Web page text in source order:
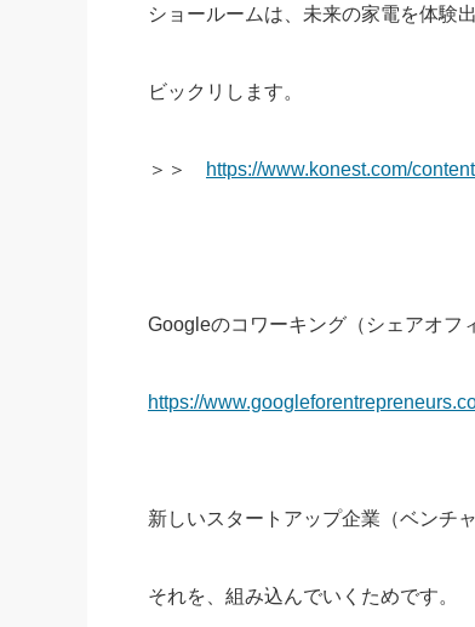
ショールームは、未来の家電を体験
ビックリします。
＞＞ https://www.konest.com/
Googleのコワーキング（シェアオフ
https://
新しいスタートアップ企業（ベンチ
それを、組み込んでいくためです。